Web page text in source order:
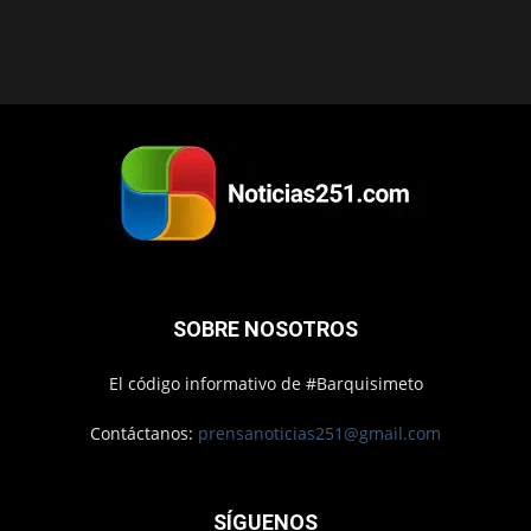
SOBRE NOSOTROS
El código informativo de #Barquisimeto
Contáctanos: prensanoticias251@gmail.com
SÍGUENOS